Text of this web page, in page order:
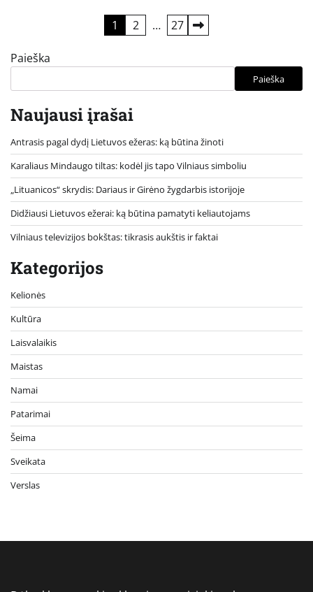
puslapiavimas
1 2 … 27
Paieška
Paieška
Naujausi įrašai
Antrasis pagal dydį Lietuvos ežeras: ką būtina žinoti
Karaliaus Mindaugo tiltas: kodėl jis tapo Vilniaus simboliu
„Lituanicos“ skrydis: Dariaus ir Girėno žygdarbis istorijoje
Didžiausi Lietuvos ežerai: ką būtina pamatyti keliautojams
Vilniaus televizijos bokštas: tikrasis aukštis ir faktai
Kategorijos
Kelionės
Kultūra
Laisvalaikis
Maistas
Namai
Patarimai
Šeima
Sveikata
Verslas